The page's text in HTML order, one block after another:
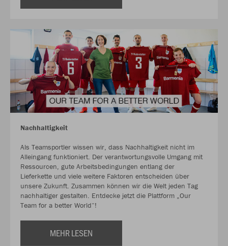
Nachhaltigkeit
Als Teamsportler wissen wir, dass Nachhaltigkeit nicht im
Alleingang funktioniert. Der verantwortungsvolle Umgang mit
Ressourcen, gute Arbeitsbedingungen entlang der
Lieferkette und viele weitere Faktoren entscheiden über
unsere Zukunft. Zusammen können wir die Welt jeden Tag
nachhaltiger gestalten. Entdecke jetzt die Plattform „Our
Team for a better World“!
MEHR LESEN